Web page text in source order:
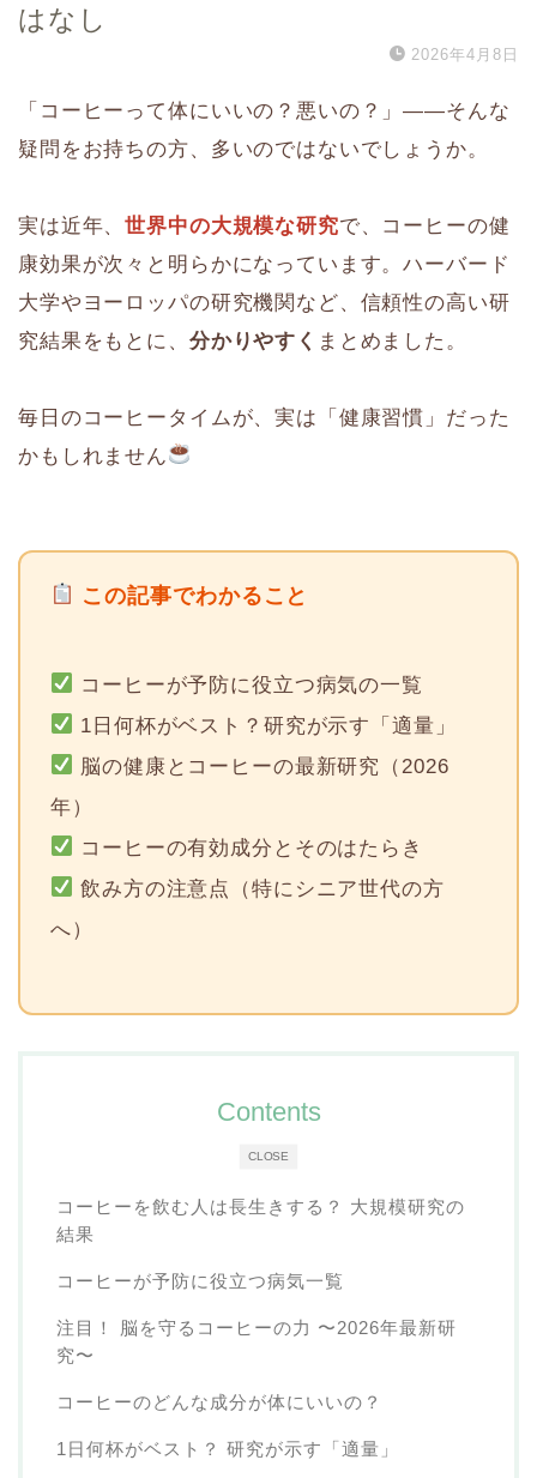
はなし
2026年4月8日
「コーヒーって体にいいの？悪いの？」――そんな
疑問をお持ちの方、多いのではないでしょうか。
実は近年、世界中の大規模な研究で、コーヒーの健
康効果が次々と明らかになっています。ハーバード
大学やヨーロッパの研究機関など、信頼性の高い研
究結果をもとに、 分かりやすく まとめました。
毎日のコーヒータイムが、実は「健康習慣」だった
かもしれません
この記事でわかること
コーヒーが予防に役立つ病気の一覧
1日何杯がベスト？研究が示す「適量」
脳の健康とコーヒーの最新研究（2026
年）
コーヒーの有効成分とそのはたらき
飲み方の注意点（特にシニア世代の方
へ）
CLOSE
Contents
コーヒーを飲む人は長生きする？ 大規模研究の
結果
コーヒーが予防に役立つ病気一覧
注目！ 脳を守るコーヒーの力 〜2026年最新研
究〜
コーヒーのどんな成分が体にいいの？
1日何杯がベスト？ 研究が示す「適量」